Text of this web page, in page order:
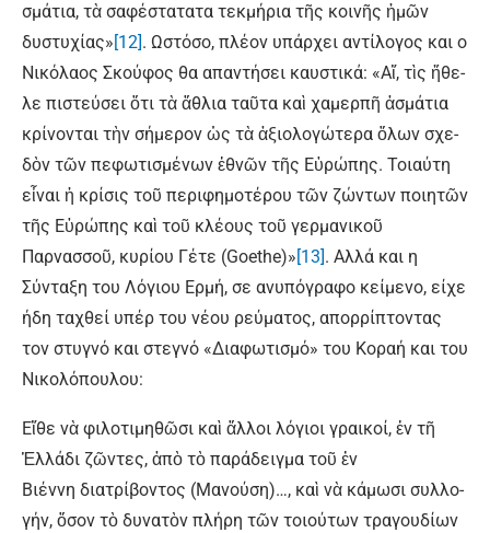
σμά­τια, τὰ σαφέστατατα τεκμήρια τῆς κοινῆς ἡμῶν
δυστυχίας» [12]. Ωστόσο, πλέον υπάρχει αντίλογος και ο
Νικόλαος Σκούφος θα απαντήσει καυστικά: «Αἴ, τὶς ἤ­θε­
λε πιστεύσει ὅτι τὰ ἄθλια ταῦτα καὶ χαμερπῆ ἀσμάτια
κρίνον­ται τὴν σή­με­ρον ὡς τὰ ἀξιολογώτερα ὅλων σχε­
δὸν τῶν πεφωτισμένων ἐ­θνῶν τῆς Εὐ­ρώ­πης. Τοια­ύτη
εἶ­ναι ἡ κρί­σις τοῦ πε­ρι­φη­μο­τέ­ρου τῶν ζών­των ποι­η­τῶν
τῆς Εὐ­ρώ­πης καὶ τοῦ κλέ­ους τοῦ γερ­μα­νι­κοῦ
Παρνασσοῦ, κυρίου Γέτε (Goethe)» [13]. Αλλά και η
Σύνταξη του Λόγιου Ερμή, σε ανυπόγραφο κείμενο, είχε
ήδη ταχθεί υπέρ του νέου ρεύματος, απορρίπτοντας
τον στυγνό και στεγνό «Διαφωτισμό» του Κοραή και του
Νικολόπουλου:
Εἴθε νὰ φιλοτιμηθῶσι καὶ ἄλλοι λόγιοι γραικοί, ἐν τῆ
Ἑλλάδι ζῶντες, ἀπὸ τὸ πα­ράδειγμα τοῦ ἐν
Βιέννη διατρίβοντος (Μανούση)…, καὶ νὰ κάμωσι συλ­λο­
γήν, ὅσον τὸ δυνατὸν πλήρη τῶν τοιούτων τραγουδίων